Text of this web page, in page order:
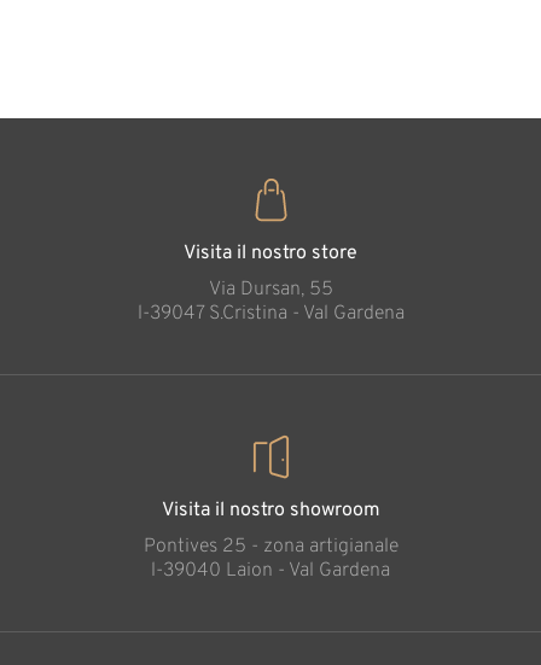
Visita il nostro store
Via Dursan, 55
l-39047 S.Cristina - Val Gardena
Visita il nostro showroom
Pontives 25 - zona artigianale
l-39040 Laion - Val Gardena